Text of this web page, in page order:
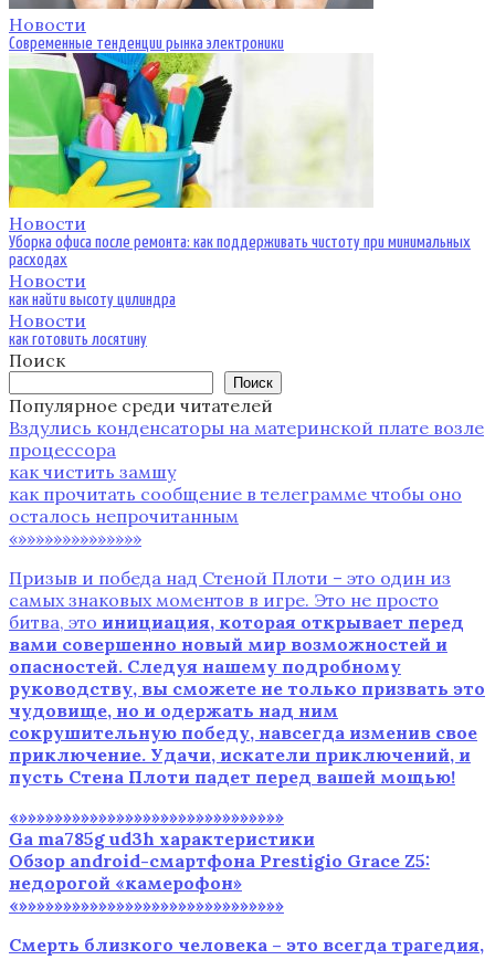
Новости
Современные тенденции рынка электроники
Новости
Уборка офиса после ремонта: как поддерживать чистоту при минимальных
расходах
Новости
как найти высоту цилиндра
Новости
как готовить лосятину
Поиск
Поиск
Популярное среди читателей
Вздулись конденсаторы на материнской плате возле
процессора
как чистить замшу
как прочитать сообщение в телеграмме чтобы оно
осталось непрочитанным
«»»»»»»»»»»»»»»
Призыв и победа над Стеной Плоти – это один из
самых знаковых моментов в игре. Это не просто
битва‚ это инициация‚ которая открывает перед
вами совершенно новый мир возможностей и
опасностей. Следуя нашему подробному
руководству‚ вы сможете не только призвать это
чудовище‚ но и одержать над ним
сокрушительную победу‚ навсегда изменив свое
приключение. Удачи‚ искатели приключений‚ и
пусть Стена Плоти падет перед вашей мощью!
«»»»»»»»»»»»»»»»»»»»»»»»»»»»»»»
Ga ma785g ud3h характеристики
Обзор android-смартфона Prestigio Grace Z5:
недорогой «камерофон»
«»»»»»»»»»»»»»»»»»»»»»»»»»»»»»»
Смерть близкого человека – это всегда трагедия,